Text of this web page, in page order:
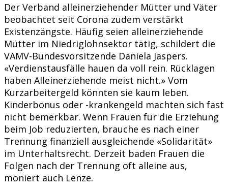
Der Verband alleinerziehender Mütter und Väter
beobachtet seit Corona zudem verstärkt
Existenzängste. Häufig seien alleinerziehende
Mütter im Niedriglohnsektor tätig, schildert die
VAMV-Bundesvorsitzende Daniela Jaspers.
«Verdienstausfälle hauen da voll rein. Rücklagen
haben Alleinerziehende meist nicht.» Vom
Kurzarbeitergeld könnten sie kaum leben.
Kinderbonus oder -krankengeld machten sich fast
nicht bemerkbar. Wenn Frauen für die Erziehung
beim Job reduzierten, brauche es nach einer
Trennung finanziell ausgleichende «Solidarität»
im Unterhaltsrecht. Derzeit baden Frauen die
Folgen nach der Trennung oft alleine aus,
moniert auch Lenze.